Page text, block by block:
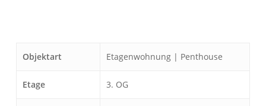
Modernes Mobilitätsmanagement für Unternehmen und Privatpersonen!
Wir bieten ein individuelles Rundumsorglospaket!
Objektart Etagenwohnung | Penthouse
Etage 3. OG